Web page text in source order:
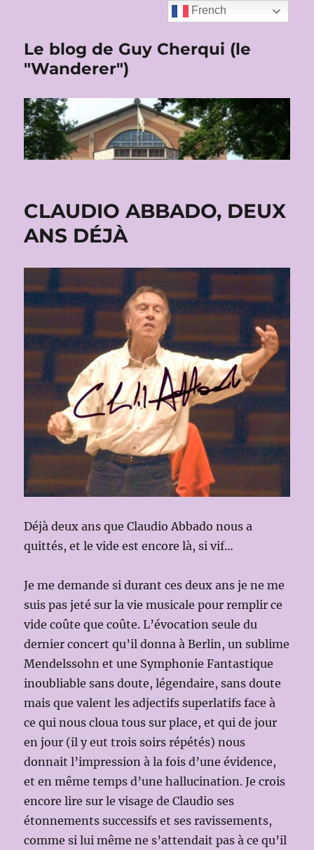
Le blog de Guy Cherqui (le
"Wanderer")
CLAUDIO ABBADO, DEUX
ANS DÉJÀ
Déjà deux ans que Claudio Abbado nous a
quittés, et le vide est encore là, si vif…
Je me demande si durant ces deux ans je ne me
suis pas jeté sur la vie musicale pour remplir ce
vide coûte que coûte. L’évocation seule du
dernier concert qu’il donna à Berlin, un sublime
Mendelssohn et une Symphonie Fantastique
inoubliable sans doute, légendaire, sans doute
mais que valent les adjectifs superlatifs face à
ce qui nous cloua tous sur place, et qui de jour
en jour (il y eut trois soirs répétés) nous
donnait l’impression à la fois d’une évidence,
et en même temps d’une hallucination. Je crois
encore lire sur le visage de Claudio ses
étonnements successifs et ses ravissements,
comme si lui même ne s’attendait pas à ce qu’il
French